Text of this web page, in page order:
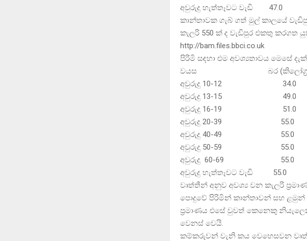
අවුරුදු හැත්තෑවට
කාන්තාවක ගැබ් ගත් මුල් කාලයේ
කැලරි 550 ක් ද වැඩිපුර එකතු කරගත
http://bam.files.bbci.co.uk
පිරිමි සඳහා එම අවශ්‍යතාවය මෙසේ
වයස බර (කිලෝග්‍රෑම්)
අවුරුදු 10-12
අවුරුදු 13-15
අවුරුදු 16-19
අවුරුදු 20-39
අවුරුදු 40-49
අවුරුදු 50-59
අවුරුදු 60-69
අවුරුදු හැත්තෑවට
වෘත්තීන් අනුව අවශ්‍ය වන කැලරි
පොදුවේ පිරිමින් කාන්තාවන් සහ ළමුන්
ප්‍රමාණය එසේ වුවත් කෙනෙකු
වෙනස් වෙයි.
කම්කරුවන් වැනි කය වෙහෙසවන